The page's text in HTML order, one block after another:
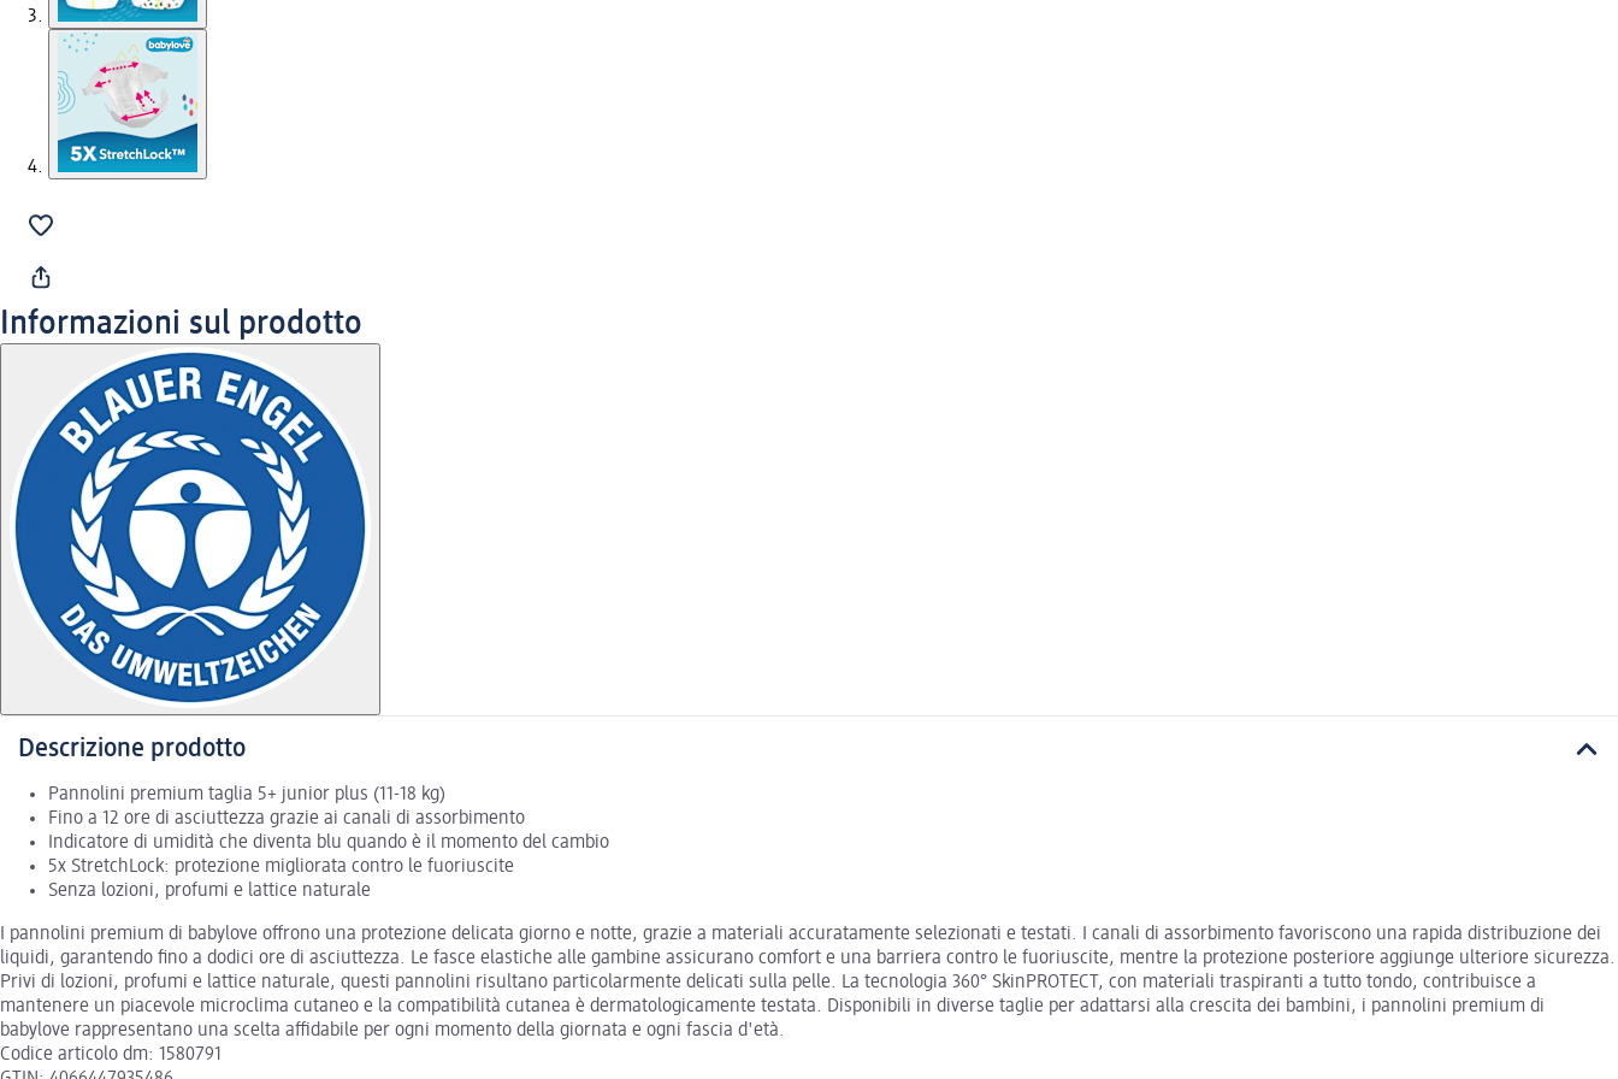
Informazioni sul prodotto
Descrizione prodotto
Pannolini premium taglia 5+ junior plus (11-18 kg)
Fino a 12 ore di asciuttezza grazie ai canali di assorbimento
Indicatore di umidità che diventa blu quando è il momento del cambio
5x StretchLock: protezione migliorata contro le fuoriuscite
Senza lozioni, profumi e lattice naturale
I pannolini premium di babylove offrono una protezione delicata giorno e notte, grazie a materiali accuratamente selezionati e testati. I canali di assorbimento favoriscono una rapida distribuzione dei
liquidi, garantendo fino a dodici ore di asciuttezza. Le fasce elastiche alle gambine assicurano comfort e una barriera contro le fuoriuscite, mentre la protezione posteriore aggiunge ulteriore sicurezza.
Privi di lozioni, profumi e lattice naturale, questi pannolini risultano particolarmente delicati sulla pelle. La tecnologia 360° SkinPROTECT, con materiali traspiranti a tutto tondo, contribuisce a
mantenere un piacevole microclima cutaneo e la compatibilità cutanea è dermatologicamente testata. Disponibili in diverse taglie per adattarsi alla crescita dei bambini, i pannolini premium di
babylove rappresentano una scelta affidabile per ogni momento della giornata e ogni fascia d'età.
Codice articolo dm: 1580791